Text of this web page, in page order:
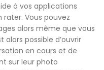
à vos applications
rater. Vous pouvez
alors même que vous
alors possible d’ouvrir
en cours et de
sur leur photo